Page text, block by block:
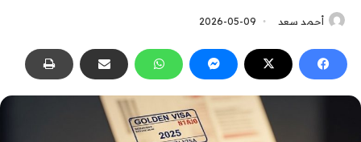
أحمد سعد 2026-05-09